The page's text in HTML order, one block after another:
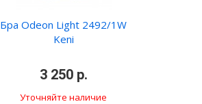
Бра Odeon Light 2492/1W
Keni
3 250 р.
Уточняйте наличие